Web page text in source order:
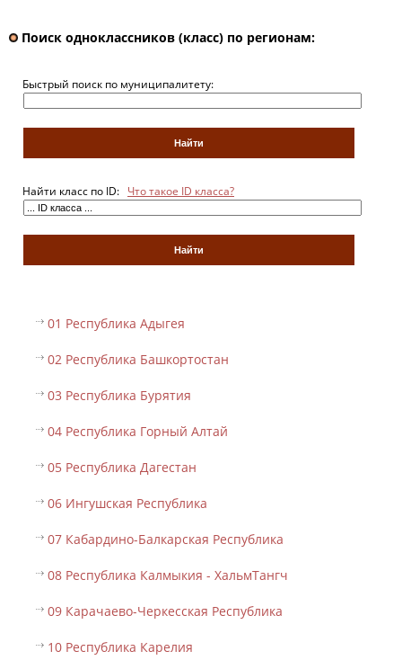
Поиск одноклассников (класс) по регионам:
Быстрый поиск по муниципалитету:
Найти класс по ID: Что такое ID класса?
01 Республика Адыгея
02 Республика Башкортостан
03 Республика Бурятия
04 Республика Горный Алтай
05 Республика Дагестан
06 Ингушская Республика
07 Кабардино-Балкарская Республика
08 Республика Калмыкия - ХальмТангч
09 Карачаево-Черкесская Республика
10 Республика Карелия